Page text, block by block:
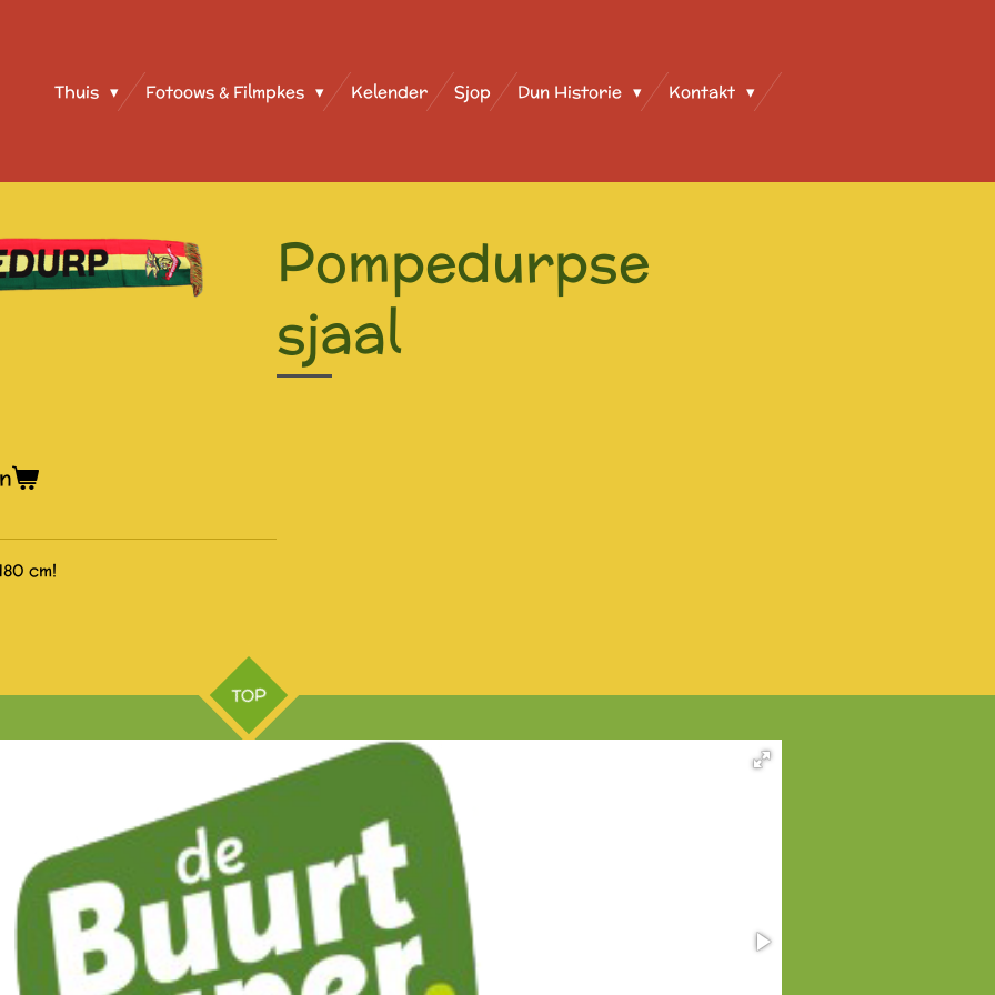
Thuis Fotoows & Filmpkes Kelender Sjop Dun Historie Kontakt
Pompedurpse
sjaal
cm!
TOP